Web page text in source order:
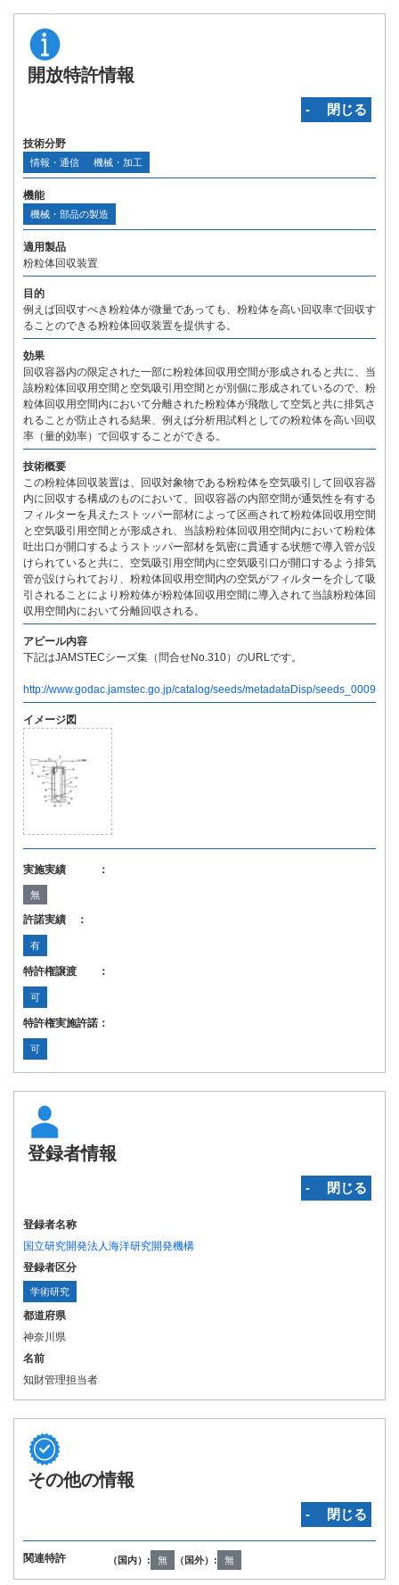
開放特許情報
‐ 閉じる
技術分野
情報・通信 機械・加工
機能
機械・部品の製造
適用製品
粉粒体回収装置
目的
例えば回収すべき粉粒体が微量であっても、粉粒体を高い回収率で回収す
ることのできる粉粒体回収装置を提供する。
効果
回収容器内の限定された一部に粉粒体回収用空間が形成されると共に、当
該粉粒体回収用空間と空気吸引用空間とが別個に形成されているので、粉
粒体回収用空間内において分離された粉粒体が飛散して空気と共に排気さ
れることが防止される結果、例えば分析用試料としての粉粒体を高い回収
率（量的効率）で回収することができる。
技術概要
この粉粒体回収装置は、回収対象物である粉粒体を空気吸引して回収容器
内に回収する構成のものにおいて、回収容器の内部空間が通気性を有する
フィルターを具えたストッパー部材によって区画されて粉粒体回収用空間
と空気吸引用空間とが形成され、当該粉粒体回収用空間内において粉粒体
吐出口が開口するようストッパー部材を気密に貫通する状態で導入管が設
けられていると共に、空気吸引用空間内に空気吸引口が開口するよう排気
管が設けられており、粉粒体回収用空間内の空気がフィルターを介して吸
引されることにより粉粒体が粉粒体回収用空間に導入されて当該粉粒体回
収用空間内において分離回収される。
アピール内容
下記はJAMSTECシーズ集（問合せNo.310）のURLです。
http://www.godac.jamstec.go.jp/catalog/seeds/metadataDisp/seeds_0009
イメージ図
実施実績 ：
無
許諾実績 ：
有
特許権譲渡 ：
可
特許権実施許諾：
可
登録者情報
‐ 閉じる
登録者名称
国立研究開発法人海洋研究開発機構
登録者区分
学術研究
都道府県
神奈川県
名前
知財管理担当者
その他の情報
‐ 閉じる
関連特許 （国内）: 無 （国外）: 無